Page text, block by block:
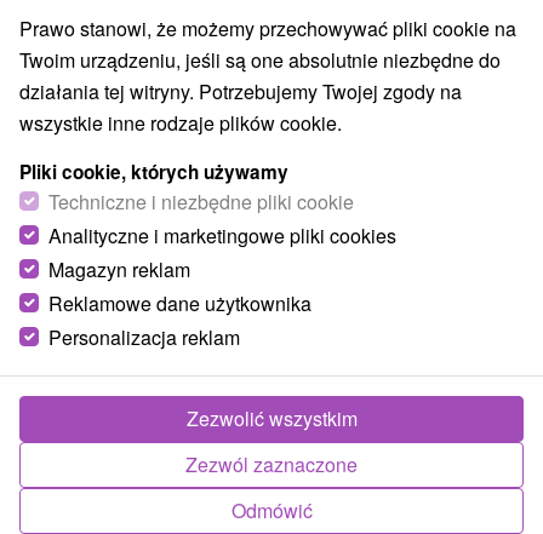
Aquaparki, baseny Kościoły drewniane (1)
Wodospady (9) Pomniki (1) Atrakcje dla dzieci (23)
Tarcze Escaperoom(1) Ogrody botaniczne
Muzea i galerie (10) Atrakcje turystyczne (12)
Atrakcje z adrenaliną (8)
Tory bobslejowe(1) Jaskinie(2)
Wsie i miasta
Tatranská Javorina
Prawo stanowi, że możemy przechowywać pliki cookie na
Twoim urządzeniu, jeśli są one absolutnie niezbędne do
działania tej witryny. Potrzebujemy Twojej zgody na
wszystkie inne rodzaje plików cookie.
Pliki cookie, których używamy
Techniczne i niezbędne pliki cookie
Analityczne i marketingowe pliki cookies
Magazyn reklam
Reklamowe dane użytkownika
Personalizacja reklam
Odmówić
Zezwól zaznaczone
Zezwolić wszystkim